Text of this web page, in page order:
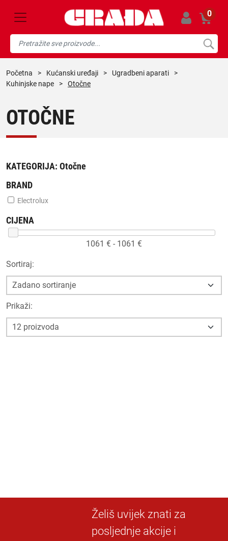
0
početna > kućanski uređaji > ugradbeni aparati
>
kuhinjske nape
> Otočne
OTOČNE
KATEGORIJA: Otočne
BRAND
Electrolux
CIJENA
1061 € - 1061 €
Sortiraj:
Prikaži:
Želiš uvijek znati za
posljednje akcije i